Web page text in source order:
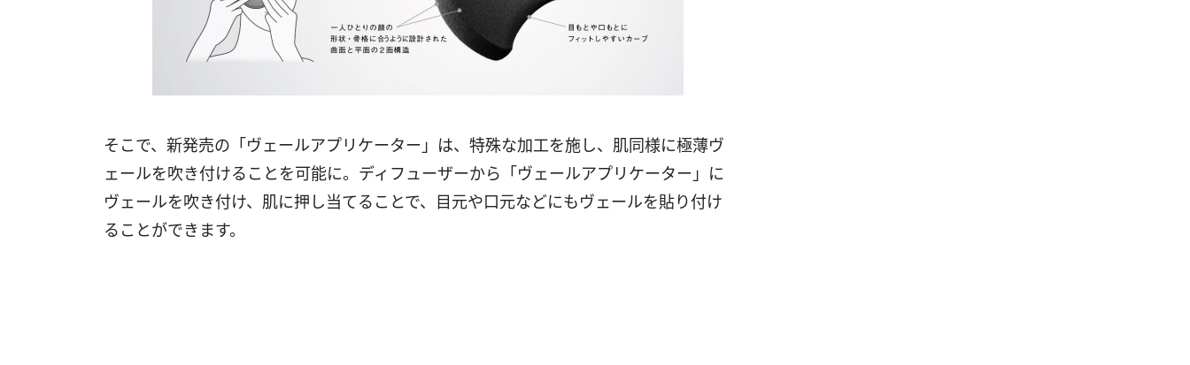
そこで、新発売の「ヴェールアプリケーター」は、特殊な加工を施し、肌同様に極薄ヴ
ェールを吹き付けることを可能に。ディフューザーから「ヴェールアプリケーター」に
ヴェールを吹き付け、肌に押し当てることで、目元や口元などにもヴェールを貼り付け
ることができます。